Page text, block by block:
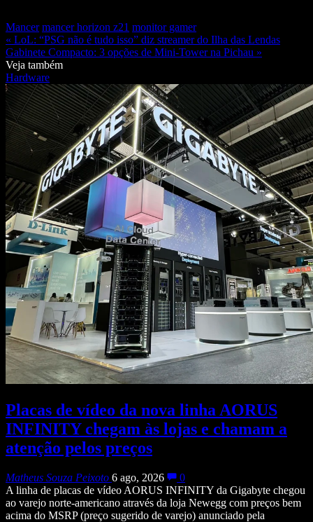
Mancer mancer horizon z21 monitor gamer
« LoL: “PSG não é tudo isso” diz streamer do Ilha das Lendas
Gabinete Compacto: 3 opções de Mini-Tower na Pichau »
Veja também
Hardware
Placas de vídeo da nova linha AORUS
INFINITY chegam às lojas e chamam a
atenção pelos preços
Matheus Souza Peixoto 6 ago, 2026
0
A linha de placas de vídeo AORUS INFINITY da Gigabyte chegou
ao varejo norte-americano através da loja Newegg com preços bem
acima do MSRP (preço sugerido de varejo) anunciado pela